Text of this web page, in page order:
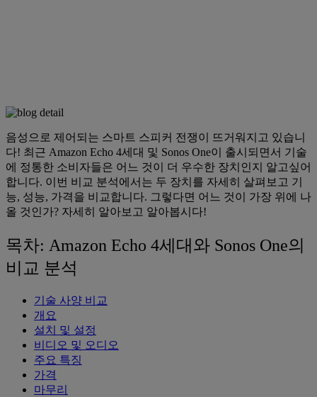
음성으로 제어되는 스마트 스피커 전쟁이 뜨거워지고 있습니
다! 최근 Amazon Echo 4세대 및 Sonos One이 출시되면서 기술
에 정통한 소비자들은 어느 것이 더 우수한 장치인지 알고싶어
합니다. 이번 비교 분석에서는 두 장치를 자세히 살펴보고 기
능, 성능, 가격을 비교합니다. 그렇다면 어느 것이 가장 위에 나
올 것인가? 자세히 알아보고 알아봅시다!
목차: Amazon Echo 4세대와 Sonos One의
비교 분석
기술 사양 비교
개요
설치 및 설정
비디오 및 오디오
주요 특징
가격
마무리